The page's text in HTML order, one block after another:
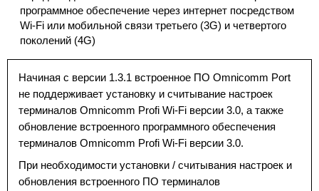
программное обеспечение через интернет посредством
Wi-Fi или мобильной связи третьего (3G) и четвертого
поколений (4G)
Начиная с версии 1.3.1 встроенное ПО Omnicomm Port
не поддерживает установку и считывание настроек
терминалов Omnicomm Profi Wi-Fi версии 3.0, а также
обновление встроенного программного обеспечения
терминалов Omnicomm Profi Wi-Fi версии 3.0.
При необходимости установки / считывания настроек и
обновления встроенного ПО терминалов